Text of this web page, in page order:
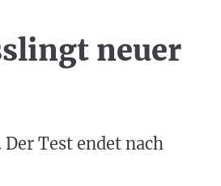
neuer
Test endet nach